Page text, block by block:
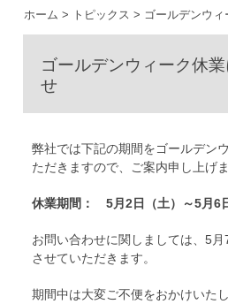
ホーム > トピックス > ゴールデンウ
ゴールデンウィーク休
せ
弊社では下記の期間をゴールデン
ただきますので、ご案内申し上げま
休業期間： 5月2日（土）～5月6
お問い合わせに関しましては、5
させていただきます。
期間中は大変ご不便をおかけいた